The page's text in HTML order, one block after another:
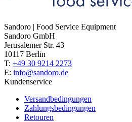
Sandoro | Food Service Equipment
Sandoro GmbH
Jerusalemer Str. 43
10117 Berlin
T: +49 30 9214 2273
E: info@sandoro.de
Kundenservice
Versandbedingungen
Zahlungsbedingungen
Retouren